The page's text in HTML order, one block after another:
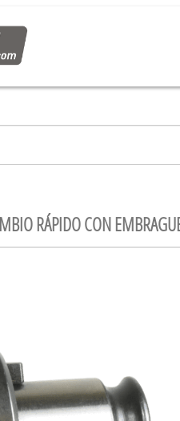
RÁPIDO CON